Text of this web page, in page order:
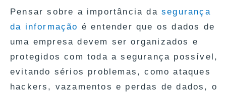
Pensar sobre a importância da segurança
da informação é entender que os dados de
uma empresa devem ser organizados e
protegidos com toda a segurança possível,
evitando sérios problemas, como ataques
hackers, vazamentos e perdas de dados, o